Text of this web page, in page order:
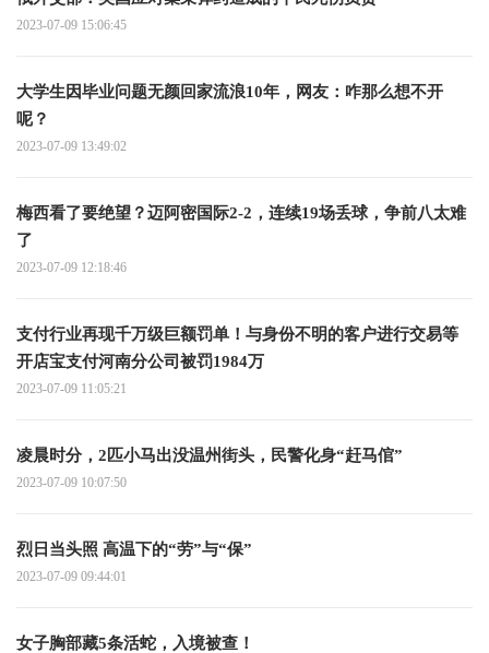
2023-07-09 15:06:45
大学生因毕业问题无颜回家流浪10年，网友：咋那么想不开
呢？
2023-07-09 13:49:02
梅西看了要绝望？迈阿密国际2-2，连续19场丢球，争前八太难
了
2023-07-09 12:18:46
支付行业再现千万级巨额罚单！与身份不明的客户进行交易等
开店宝支付河南分公司被罚1984万
2023-07-09 11:05:21
凌晨时分，2匹小马出没温州街头，民警化身“赶马倌”
2023-07-09 10:07:50
烈日当头照 高温下的“劳”与“保”
2023-07-09 09:44:01
女子胸部藏5条活蛇，入境被查！